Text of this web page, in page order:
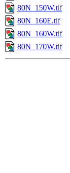
80N_150W.tif
80N_160E.tif
80N_160W.tif
80N_170W.tif